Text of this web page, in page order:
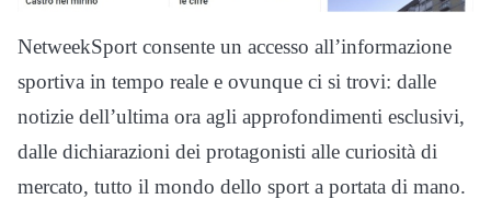
NetweekSport consente un accesso all’informazione
sportiva in tempo reale e ovunque ci si trovi: dalle
notizie dell’ultima ora agli approfondimenti esclusivi,
dalle dichiarazioni dei protagonisti alle curiosità di
mercato, tutto il mondo dello sport a portata di mano.